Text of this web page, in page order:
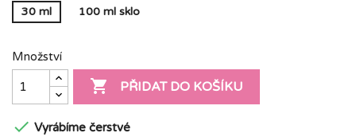
30 ml 100 ml sklo
Množství
 PŘIDAT DO KOŠÍKU
 Vyrábíme čerstvé